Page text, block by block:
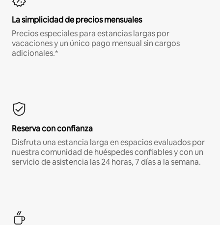
La simplicidad de precios mensuales
Precios especiales para estancias largas por
vacaciones y un único pago mensual sin cargos
adicionales.*
Reserva con confianza
Disfruta una estancia larga en espacios evaluados por
nuestra comunidad de huéspedes confiables y con un
servicio de asistencia las 24 horas, 7 días a la semana.